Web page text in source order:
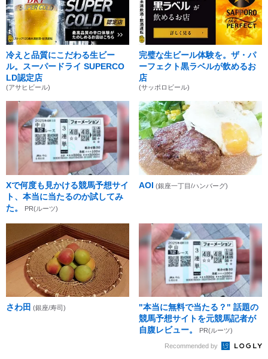
冷えと品質にこだわる生ビー
ル。スーパードライ SUPERCO
LD認定店
(アサヒビール)
完璧な生ビール体験を。ザ・パ
ーフェクト黒ラベルが飲めるお
店
(サッポロビール)
Xで何度も見かける競馬予想サイ
ト、本当に当たるのか試してみ
た。
PR(ルーツ)
AOI (銀座一丁目/ハンバーグ)
さわ田 (銀座/寿司)
"本当に無料で当たる？" 話題の
競馬予想サイトを元競馬記者が
自腹レビュー。
PR(ルーツ)
Recommended by